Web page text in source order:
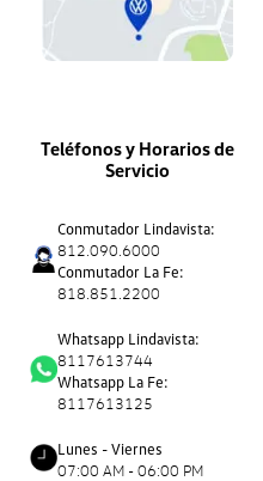
Teléfonos y Horarios de
Servicio
Conmutador Lindavista:
812.090.6000
Conmutador La Fe:
818.851.2200
Whatsapp Lindavista:
8117613744
Whatsapp La Fe:
8117613125
Lunes - Viernes
07:00 AM - 06:00 PM